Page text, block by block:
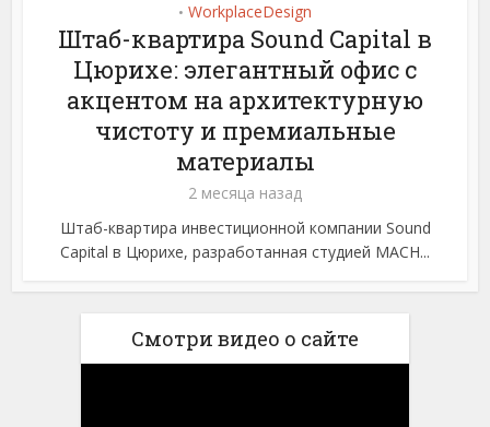
• WorkplaceDesign
Штаб-квартира Sound Capital в
Цюрихе: элегантный офис с
акцентом на архитектурную
чистоту и премиальные
материалы
2 месяца назад
Штаб-квартира инвестиционной компании Sound
Capital в Цюрихе, разработанная студией MACH...
Смотри видео о сайте